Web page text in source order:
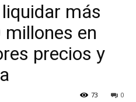
más
en
precios y
0
73